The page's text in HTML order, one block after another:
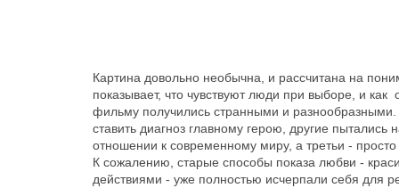
Картина довольно необычна, и рассчитана на
показывает, что чувствуют люди при выборе, и как
фильму получились странными и
ставить диагноз главному герою, другие пытались
отношении к современному миру, а третьи -
К сожалению, старые способы показа любви -
действиями - уже полностью исчерпали себя для